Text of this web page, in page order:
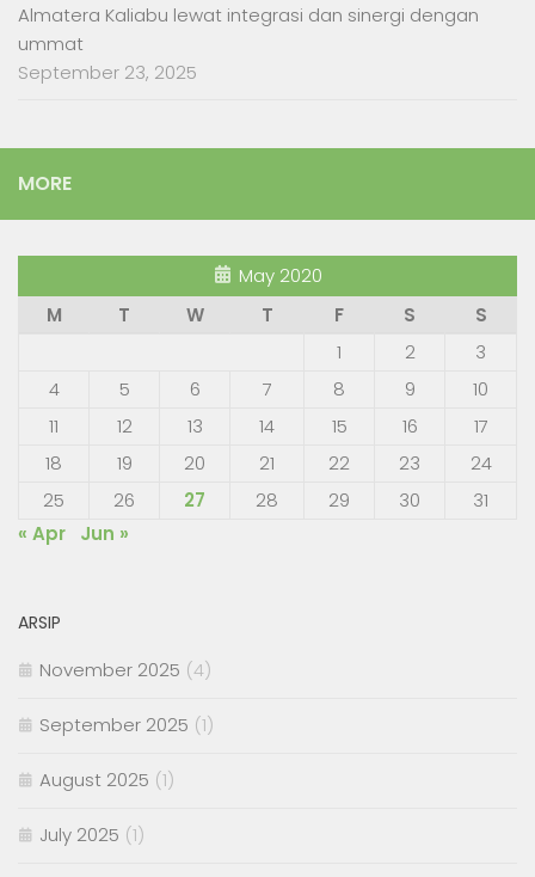
Almatera Kaliabu lewat integrasi dan sinergi dengan
ummat
September 23, 2025
MORE
May 2020
M
T W T F S
S
1
2
3
4
5 6 7 8 9
10
11
12 13 14 15 16
17
18
19 20 21 22 23
24
25
26 27 28 29 30
31
« Apr
Jun »
ARSIP
November 2025 (4)
September 2025 (1)
August 2025 (1)
July 2025 (1)